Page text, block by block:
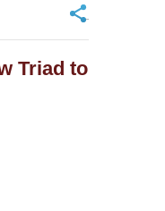
_
Triad to